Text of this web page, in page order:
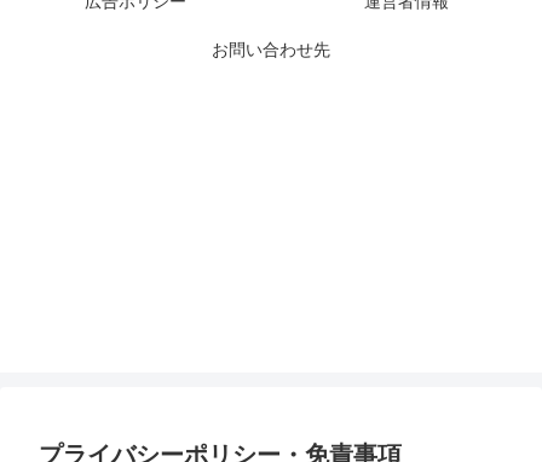
お問い合わせ先
プライバシーポリシー・免責事項